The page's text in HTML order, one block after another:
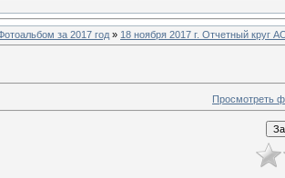
за 2017 год » 18 ноября 2017 г. Отчетный круг
Просмотреть